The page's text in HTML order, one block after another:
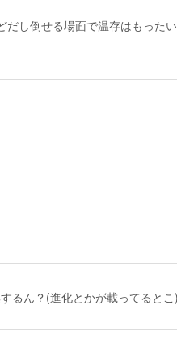
だし倒せる場面で温存はもった
るん？(進化とかが載ってると